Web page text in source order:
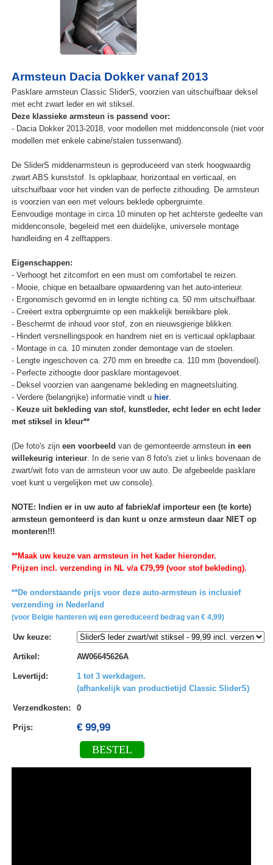
Armsteun Dacia Dokker vanaf 2013
Pasklare armsteun Classic SliderS, voorzien van uitschuifbaar deksel
met echt zwart leder en wit stiksel.
Deze klassieke armsteun is passend voor:
- Dacia Dokker 2013-2018, voor modellen met middenconsole (niet voor
modellen met enkele cabine/stalen tussenwand).
De SliderS middenarmsteun is geproduceerd van sterk hoogwaardig
zwart ABS kunststof. Is opklapbaar, horizontaal en verticaal, en
uitschuifbaar voor het vinden van de perfecte zithouding. De armsteun
is voorzien van een met velours beklede opbergruimte.
Eenvoudige montage in circa 10 minuten op het achterste gedeelte van
middenconsole, begeleid met een duidelijke, universele montage
handleiding en 4 zelftappers.
Eigenschappen:
- Verhoogt het zitcomfort en een must om comfortabel te reizen.
- Mooie, chique en betaalbare opwaardering van het auto-interieur.
- Ergonomisch gevormd en in lengte richting ca. 50 mm uitschuifbaar.
- Creëert extra opbergruimte op een makkelijk bereikbare plek.
- Beschermt de inhoud voor stof, zon en nieuwsgierige blikken.
- Hindert versnellingspook en handrem niet en is verticaal opklapbaar.
- Montage in ca. 10 minuten zonder demontage van de stoelen.
- Lengte ingeschoven ca. 270 mm en breedte ca. 110 mm (bovendeel).
- Perfecte zithoogte door pasklare montagevoet.
- Deksel voorzien van aangename bekleding en magneetsluiting.
- Verdere (belangrijke) informatie vindt u hier.
- Keuze uit bekleding van stof, kunstleder, echt leder en echt leder
met stiksel in kleur**
(De foto's zijn een voorbeeld van de gemonteerde armsteun in een
willekeurig interieur. In de serie van 8 foto's ziet u links bovenaan de
zwart/wit foto van de armsteun voor uw auto. De afgebeelde pasklare
voet kunt u vergelijken met uw console).
NOTE: Indien er in uw auto af fabriek/af importeur een (te korte)
armsteun gemonteerd is dan kunt u onze armsteun daar NIET op
monteren!!!
**Maak uw keuze van armsteun in het kader hieronder.
Prijzen incl. verzending in NL v/a €79,99 (voor stof bekleding).
**De onderstaande prijs voor deze auto-armsteun is inclusief
verzending in Nederland
(voor Belgie hanteren wij een gereduceerd bedrag van € 4,99)
Uw keuze:
Artikel : AW06645626A
Levertijd :
1 tot 3 werkdagen.
(afhankelijk van productietijd Classic SliderS)
Verzendkosten: 0
Prijs: € 99,99
BESTEL